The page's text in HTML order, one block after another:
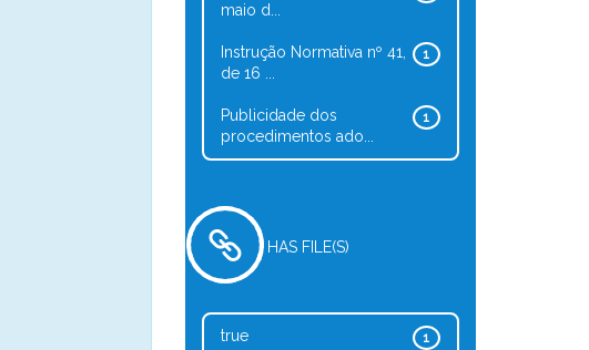
maio d...
1
Instrução Normativa nº 41,
de 16 ...
1
Publicidade dos
procedimentos ado...
HAS FILE(S)
1
true